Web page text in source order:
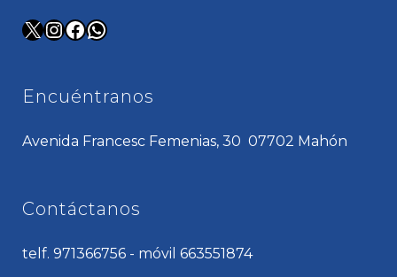
X Instagram
Facebook
WhatsApp
Encuéntranos
Avenida Francesc Femenias, 30 07702 Mahón
Contáctanos
telf. 971366756 - móvil 663551874